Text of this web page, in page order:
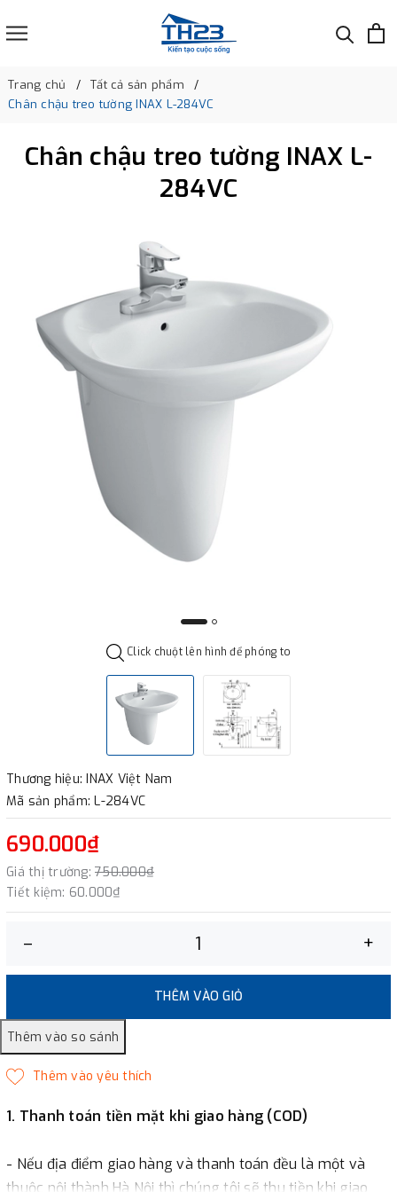
Trang chủ
Tất cả sản phẩm
Chân chậu treo tường INAX L-284VC
Chân chậu treo tường INAX L-
284VC
Click chuột lên hình để phóng to
Thương hiệu: INAX Việt Nam
Mã sản phẩm: L-284VC
690.000₫
Giá thị trường: 750.000₫
Tiết kiệm: 60.000₫
– +
THÊM VÀO GIỎ
1. Thanh toán tiền mặt khi giao hàng (COD)
- Nếu địa điểm giao hàng và thanh toán đều là một và
thuộc nội thành Hà Nội thì chúng tôi sẽ thu tiền khi giao